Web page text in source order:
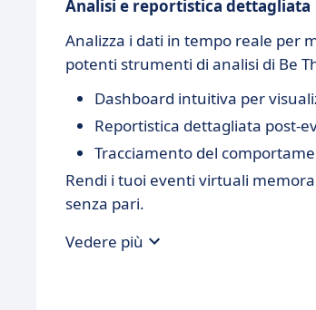
Analisi e reportistica dettagliata
Analizza i dati in tempo reale per
potenti strumenti di analisi di Be
Dashboard intuitiva per
Reportistica dettagliata post-
Tracciamento del
Rendi i tuoi eventi virtuali
senza pari.
Vedere più